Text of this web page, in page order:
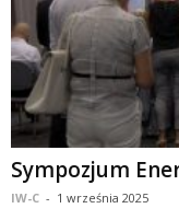
Sympozjum
IW-C - 1 września 2025